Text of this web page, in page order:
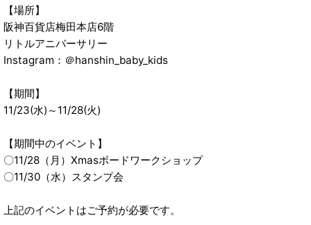
【場所】
阪神百貨店梅田本店6階
リトルアニバーサリー
Instagram：＠hanshin_baby_kids
【期間】
11/23(水)～11/28(火)
【期間中のイベント】
〇11/28（月）Xmasボードワークショップ
〇11/30（水）スタンプ会
上記のイベントはご予約が必要です。